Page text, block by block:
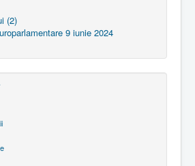
(2)
9 iunie 2024